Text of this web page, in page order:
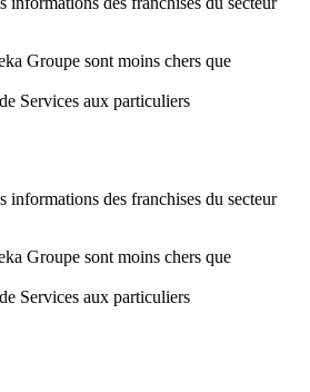
Groupe sont moins chers que
Services aux particuliers
informations des franchises du secteur
Groupe sont moins chers que
Services aux particuliers